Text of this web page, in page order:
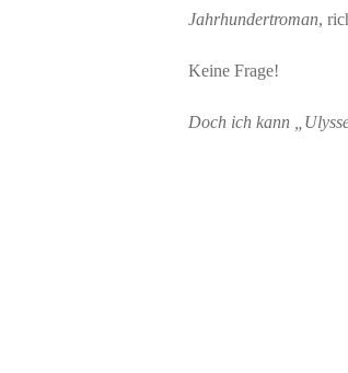
Jahrhundertroman,
Keine Frage!
Doch ich kann